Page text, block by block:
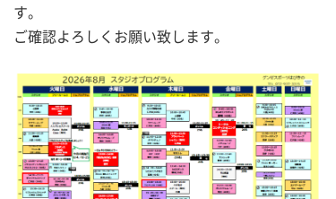
す。
ご確認よろしくお願い致します。